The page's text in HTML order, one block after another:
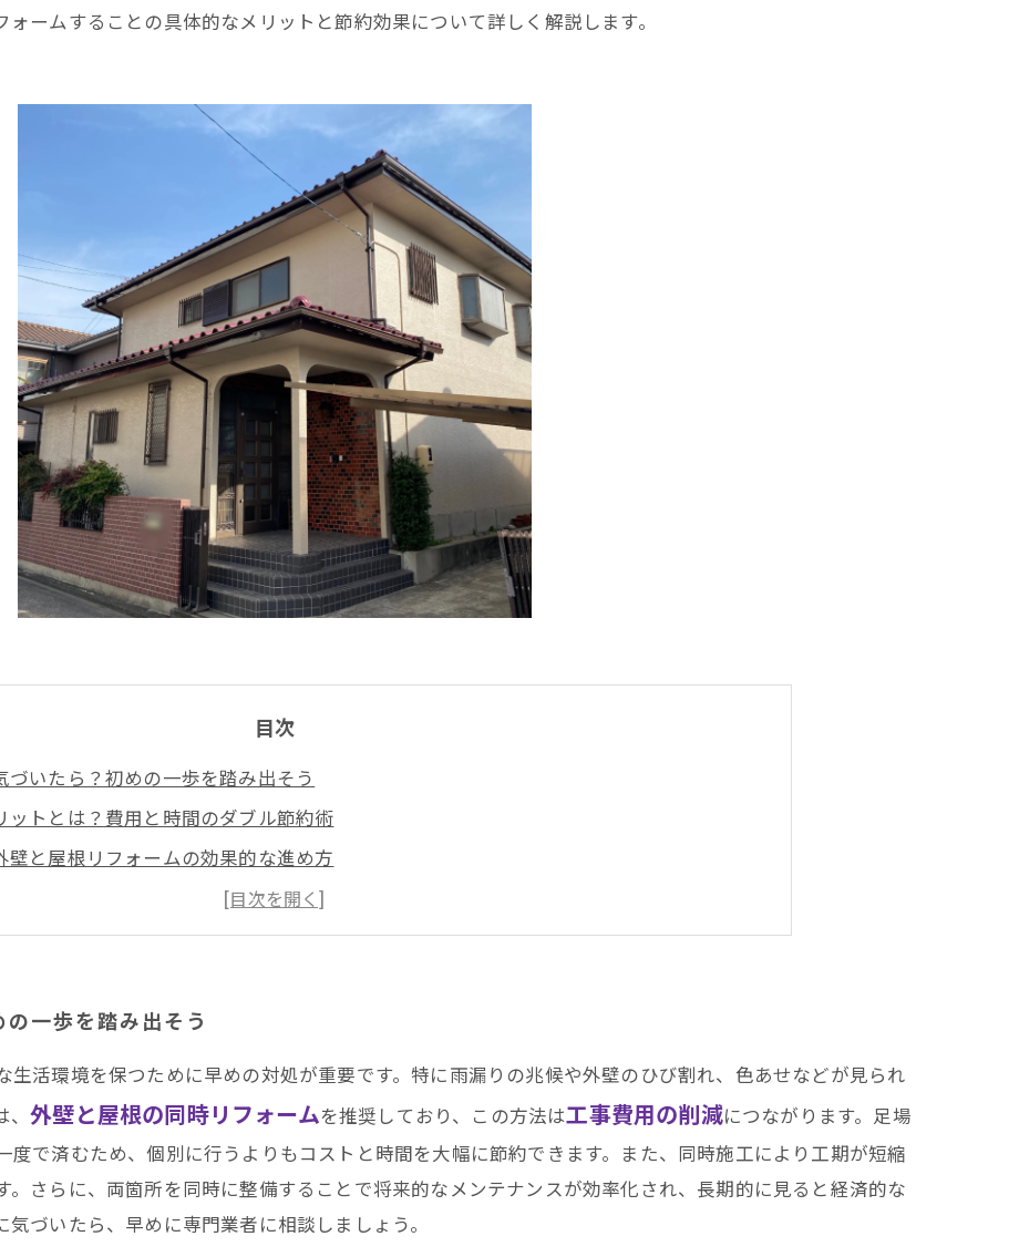
ームすることの具体的なメリットと節約効果について詳しく解説します。
目次
いたら？初めの一歩を踏み出そう
ットとは？費用と時間のダブル節約術
壁と屋根リフォームの効果的な進め方
縁！同時リフォームの現場からの声
ナンスが楽に！長期的な節約効果を考える
と屋根の同時リフォームが選ばれる理由
田区・南区・瑞穂区・港区・中川区など名古屋市内および愛知県での施工実績はこちら
一歩を踏み出そう
活環境を保つために早めの対処が重要です。特に雨漏りの兆候や外壁のひび割れ、色あせなどが見られ
、外壁と屋根の同時リフォームを推奨しており、この方法は工事費用の削減につながります。足場
で済むため、個別に行うよりもコストと時間を大幅に節約できます。また、同時施工により工期が短縮
さらに、両箇所を同時に整備することで将来的なメンテナンスが効率化され、長期的に見ると経済的な
づいたら、早めに専門業者に相談しましょう。